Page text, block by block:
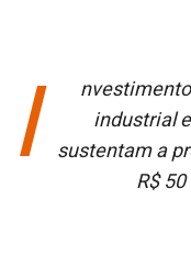
I
industrial
sustentam a
R$